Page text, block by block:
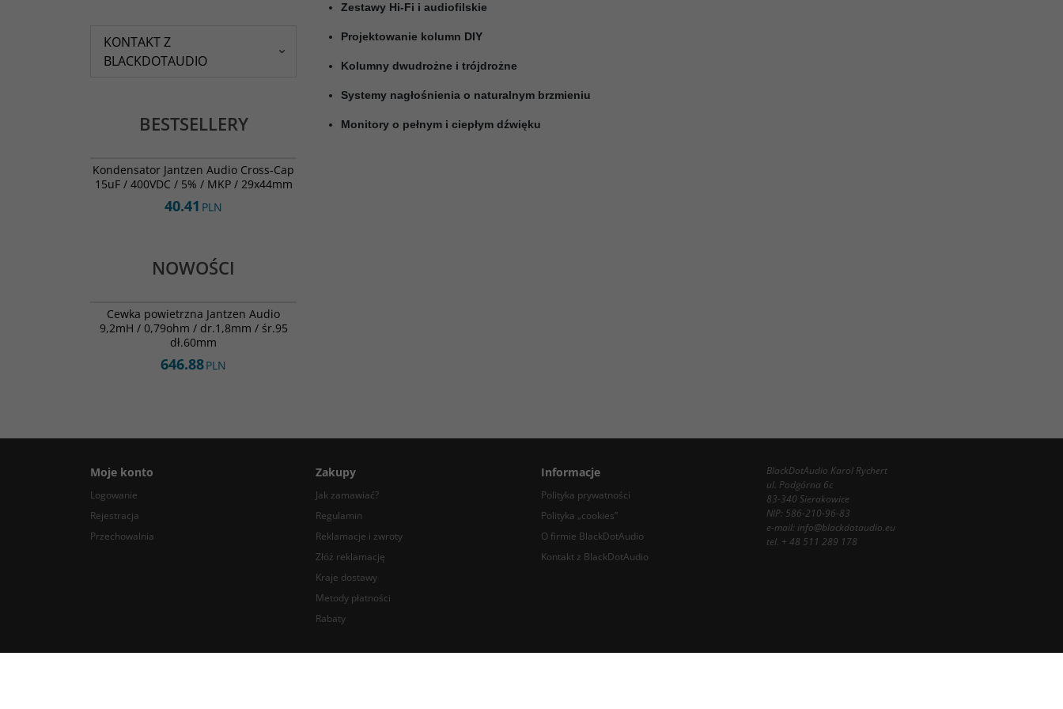
Zestawy Hi-Fi i audiofilskie
Projektowanie kolumn DIY
Kolumny dwudrożne i trójdrożne
Systemy nagłośnienia o naturalnym brzmieniu
Monitory o pełnym i ciepłym dźwięku
KONTAKT Z
BLACKDOTAUDIO
BESTSELLERY
BESTSELLER
Kondensator Jantzen Audio Cross-Cap
15uF / 400VDC / 5% / MKP / 29x44mm
40.41 PLN
NOWOŚCI
NOWOŚĆ
Cewka powietrzna Jantzen Audio
9,2mH / 0,79ohm / dr.1,8mm / śr.95
dł.60mm
646.88PLN
Moje konto
Logowanie
Rejestracja
Przechowalnia
Zakupy
Jak zamawiać?
Regulamin
Reklamacje i zwroty
Złóż reklamację
Kraje dostawy
Metody płatności
Rabaty
Informacje
Polityka prywatności
Polityka „cookies”
O firmie BlackDotAudio
Kontakt z BlackDotAudio
BlackDotAudio Karol Rychert
ul. Podgórna 6c
83-340 Sierakowice
NIP: 586-210-96-83
e-mail:info@blackdotaudio.eu
tel. + 48 511 289 178